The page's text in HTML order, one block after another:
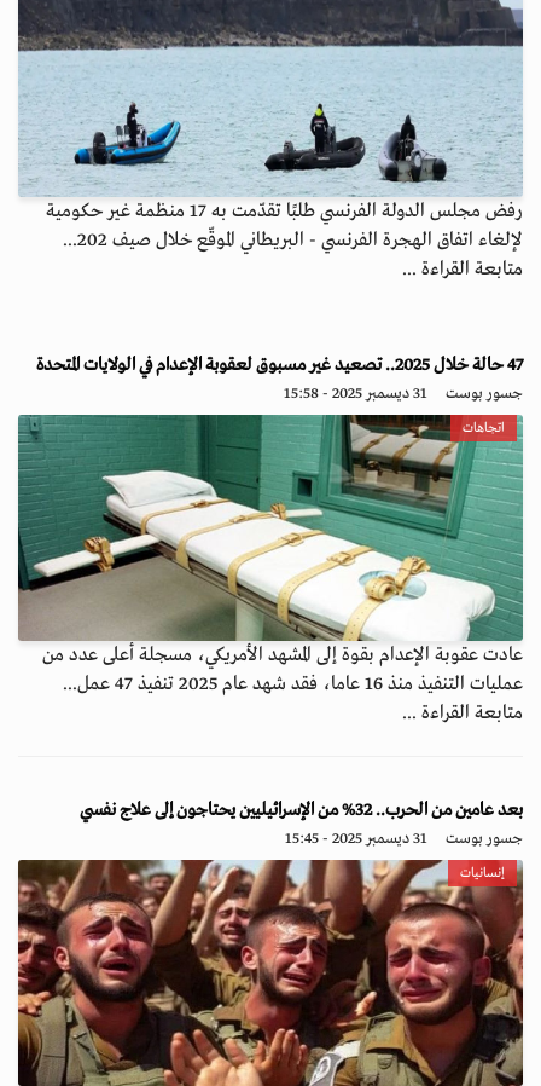
رفض مجلس الدولة الفرنسي طلبًا تقدّمت به 17 منظمة غير حكومية
لإلغاء اتفاق الهجرة الفرنسي - البريطاني الموقّع خلال صيف 202...
متابعة القراءة ...
47 حالة خلال 2025.. تصعيد غير مسبوق لعقوبة الإعدام في الولايات المتحدة
جسور بوست 31 ديسمبر 2025 - 15:58
اتجاهات
عادت عقوبة الإعدام بقوة إلى المشهد الأمريكي، مسجلة أعلى عدد من
عمليات التنفيذ منذ 16 عاما، فقد شهد عام 2025 تنفيذ 47 عمل...
متابعة القراءة ...
بعد عامين من الحرب.. 32% من الإسرائيليين يحتاجون إلى علاج نفسي
جسور بوست 31 ديسمبر 2025 - 15:45
إنسانيات